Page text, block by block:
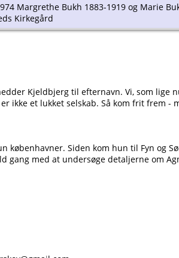
Margrethe Bukh 1883-1919 og Marie
Kirkegård
Kjeldbjerg til efternavn. Vi, som lige
et lukket selskab. Så kom frit frem -
københavner. Siden kom hun til Fyn
gang med at undersøge detaljerne om